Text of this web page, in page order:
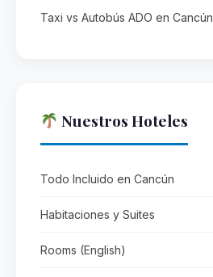
Taxi vs Autobús ADO en Cancún
Nuestros Hoteles
Todo Incluido en Cancún
Habitaciones y Suites
Rooms (English)